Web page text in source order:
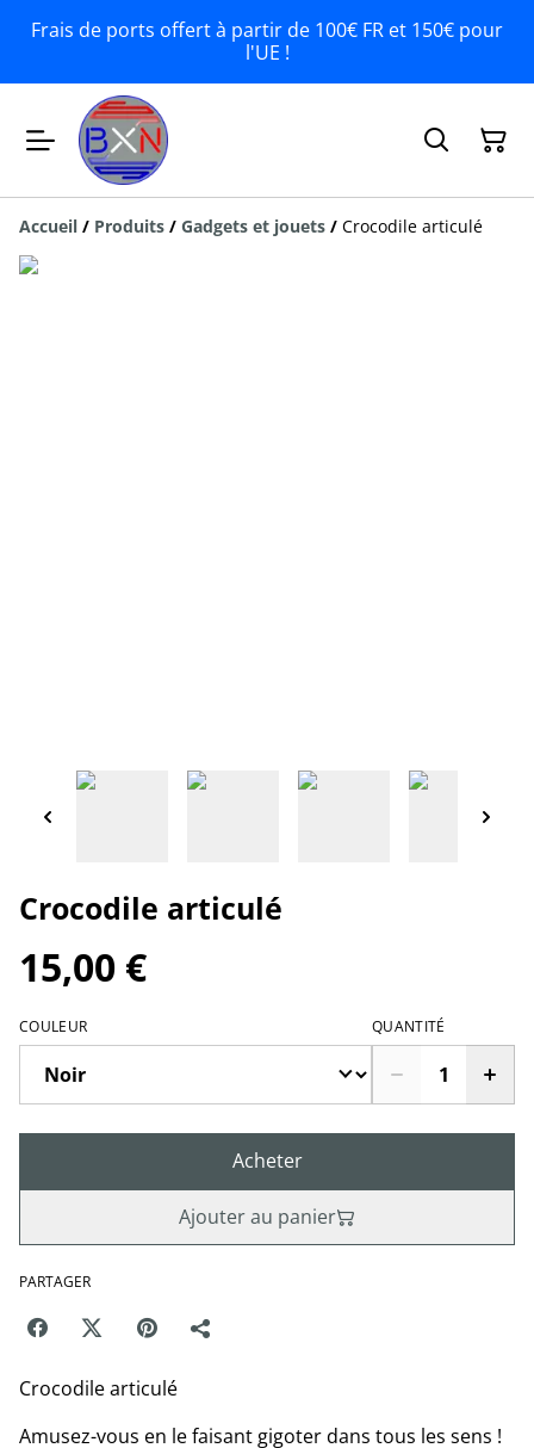
Frais de ports offert à partir de 100€ FR et 150€ pour
l'UE !
Accueil / Produits / Gadgets et jouets / Crocodile articulé
Crocodile articulé
15,00 €
COULEUR QUANTITÉ
Acheter
Ajouter au panier
PARTAGER
Crocodile articulé
Amusez-vous en le faisant gigoter dans tous les sens !